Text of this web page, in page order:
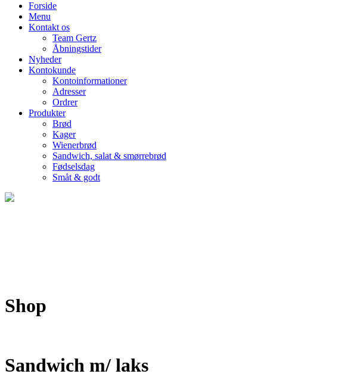
Forside
Menu
Kontakt os
Team Gertz
Åbningstider
Nyheder
Kontokunde
Kontoinformationer
Adresser
Ordrer
Produkter
Brød
Kager
Wienerbrød
Sandwich, salat & smørrebrød
Fødselsdag
Småt & godt
Shop
Sandwich m/ laks